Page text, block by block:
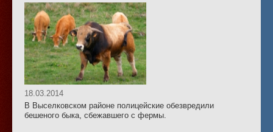
18.03.2014
В Выселковском районе полицейские обезвредили
бешеного быка, сбежавшего с фермы.